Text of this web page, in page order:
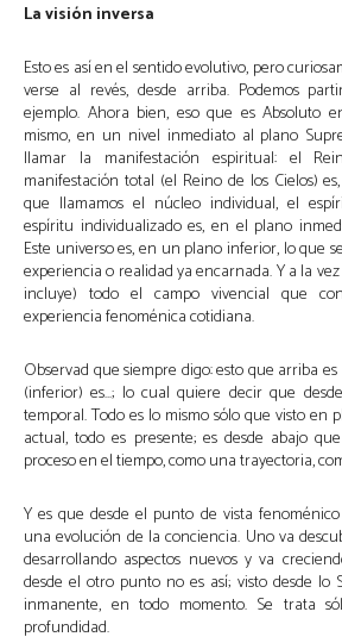
La visión inversa
Esto es así en el sentido evolutivo, pero
verse al revés, desde arriba. Podemos
ejemplo. Ahora bien, eso que es Absoluto
mismo, en un nivel inmediato al plano
llamar la manifestación espiritual: el
manifestación total (el Reino de los Cielos)
que llamamos el núcleo individual, el
espíritu individualizado es, en el plano
Este universo es, en un plano inferior, lo que
experiencia o realidad ya encarnada. Y a la
incluye) todo el campo vivencial que
experiencia fenoménica cotidiana.
Observad que siempre digo: esto que arriba
(inferior) es…; lo cual quiere decir que
temporal. Todo es lo mismo sólo que visto en
actual, todo es presente; es desde abajo
proceso en el tiempo, como una trayectoria,
Y es que desde el punto de vista
una evolución de la conciencia. Uno va
desarrollando aspectos nuevos y va
desde el otro punto no es así; visto desde lo
inmanente, en todo momento. Se trata
profundidad.